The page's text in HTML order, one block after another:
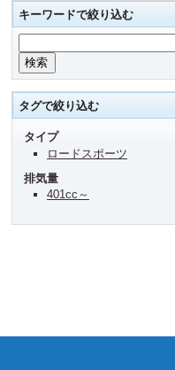
キーワードで絞り込む
タグで絞り込む
タイプ
ロードスポーツ
排気量
401cc～